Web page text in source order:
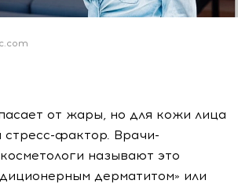
от жары, но для кожи лица
стресс-фактор. Врачи-
называют это
дерматитом» или